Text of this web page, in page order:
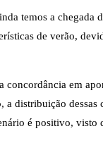
temos a chegada
de verão,
concordância em
distribuição dessas
é positivo, visto